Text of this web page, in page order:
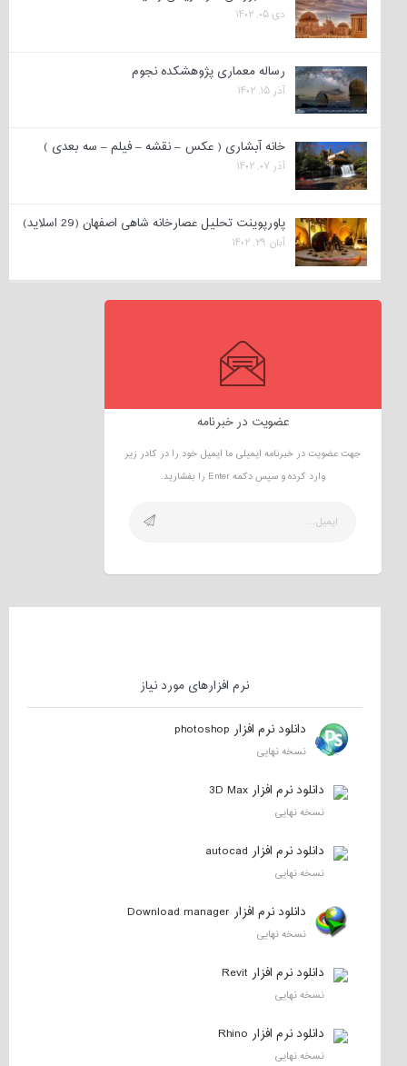
دی ۰۵, ۱۴۰۲
رساله معماری پژوهشکده نجوم
آذر ۱۵, ۱۴۰۲
خانه آبشاری ( عکس – نقشه – فیلم – سه بعدی )
آذر ۰۷, ۱۴۰۲
پاورپوینت تحلیل عصارخانه شاهی اصفهان (29 اسلاید)
آبان ۲۹, ۱۴۰۲
عضویت در خبرنامه
جهت عضویت در خبرنامه ایمیلی ما ایمیل خود را در کادر زیر
وارد کرده و سپس دکمه Enter را بفشارید.
نرم افزارهای مورد نیاز
دانلود نرم افزار photoshop
نسخه نهایی
دانلود نرم افزار 3D Max
نسخه نهایی
دانلود نرم افزار autocad
نسخه نهایی
دانلود نرم افزار Download manager
نسخه نهایی
دانلود نرم افزار Revit
نسخه نهایی
دانلود نرم افزار Rhino
نسخه نهایی